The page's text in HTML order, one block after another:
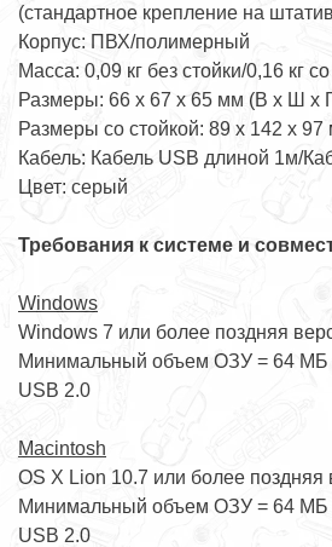
(стандартное крепление на
Корпус: ПВХ/полимерный
Масса: 0,09 кг без стойки/0,16 кг
Размеры: 66 x 67 x 65 мм (В x Ш x
Размеры со стойкой: 89 x 142 x
Кабель: Кабель USB длиной 1м/
Цвет: серый
Требования к системе и
Windows
Windows 7 или более поздняя
Минимальный объем ОЗУ = 64 МБ
USB 2.0
Macintosh
OS X Lion 10.7 или более поздняя
Минимальный объем ОЗУ = 64 МБ
USB 2.0